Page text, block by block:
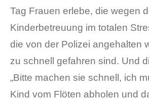
Tag Frauen erlebe, die wegen
Kinderbetreuung im totalen
die von der Polizei angehalten
zu schnell gefahren sind. Und
„Bitte machen sie schnell, ich
Kind vom Flöten abholen und